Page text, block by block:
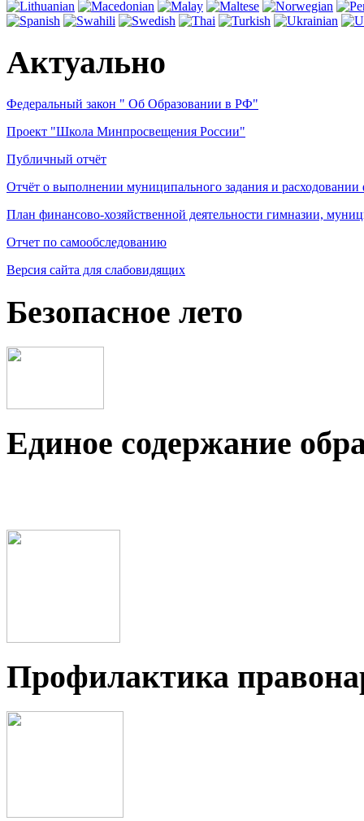
Актуально
Федеральный закон " Об Образовании в РФ"
Проект "Школа Минпросвещения России"
Публичный отчёт
Отчёт о выполнении муниципального задания и
План финансово-хозяйственной деятельности гимназии,
Отчет по самообследованию
Версия сайта для слабовидящих
Безопасное лето
Единое содержание
Профилактика